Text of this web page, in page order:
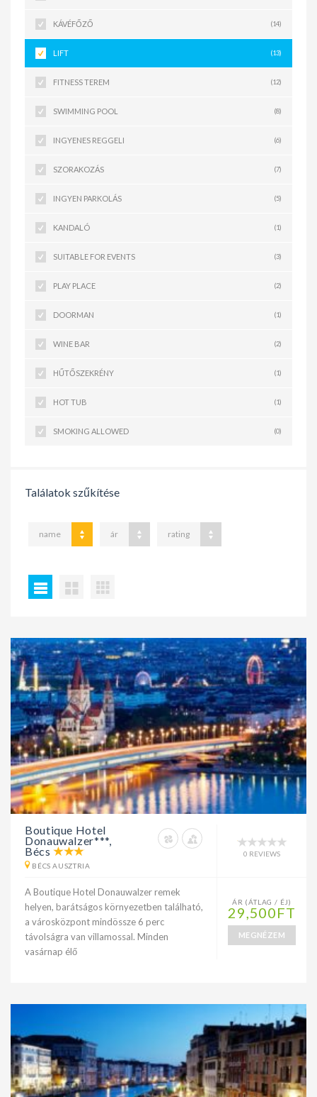
KÁVÉFŐZŐ (14)
LIFT (13)
FITNESS TEREM (12)
SWIMMING POOL (8)
INGYENES REGGELI (6)
SZORAKOZÁS (7)
INGYEN PARKOLÁS (5)
KANDALÓ (1)
SUITABLE FOR EVENTS (3)
PLAY PLACE (2)
DOORMAN (1)
WINE BAR (2)
HŰTŐSZEKRÉNY (1)
HOT TUB (1)
SMOKING ALLOWED (0)
Találatok szűkítése
name ár rating
Boutique Hotel
Donauwalzer***,
Bécs
BÉCS AUSZTRIA
0 REVIEWS
A Boutique Hotel Donauwalzer remek
helyen, barátságos környezetben található,
a városközpont mindössze 6 perc
távolságra van villamossal. Minden
vasárnap élő
ÁR (ÁTLAG / ÉJ)
29,500FT
MEGNÉZEM